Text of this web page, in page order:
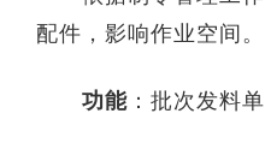
配件，影响作业空间。
功能 ：批次发料